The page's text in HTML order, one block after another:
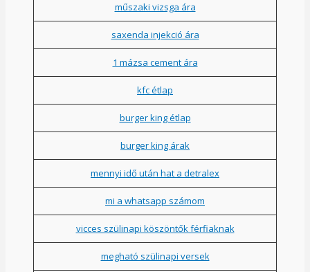
műszaki vizsga ára
saxenda injekció ára
1 mázsa cement ára
kfc étlap
burger king étlap
burger king árak
mennyi idő után hat a detralex
mi a whatsapp számom
vicces szülinapi köszöntők férfiaknak
megható szülinapi versek